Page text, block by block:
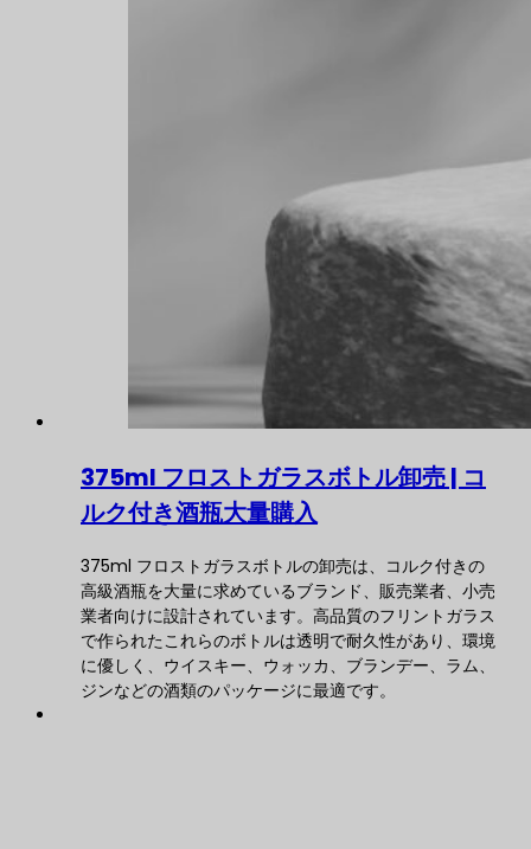
375ml フロストガラスボトル卸売 | コ
ルク付き酒瓶大量購入
375ml フロストガラスボトルの卸売は、コルク付きの
高級酒瓶を大量に求めているブランド、販売業者、小売
業者向けに設計されています。高品質のフリントガラス
で作られたこれらのボトルは透明で耐久性があり、環境
に優しく、ウイスキー、ウォッカ、ブランデー、ラム、
ジンなどの酒類のパッケージに最適です。